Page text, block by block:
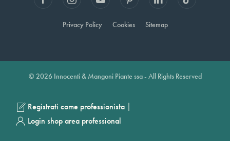
Privacy Policy Cookies Sitemap
© 2026 Innocenti & Mangoni Piante ssa - All Rights Reserved
Registrati come professionista |
Login shop area professional